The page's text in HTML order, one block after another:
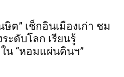
ต” เช็กอินเมืองเก่า ชม
ะดับโลก เรียนรู้
น “หอมแผ่นดินฯ”